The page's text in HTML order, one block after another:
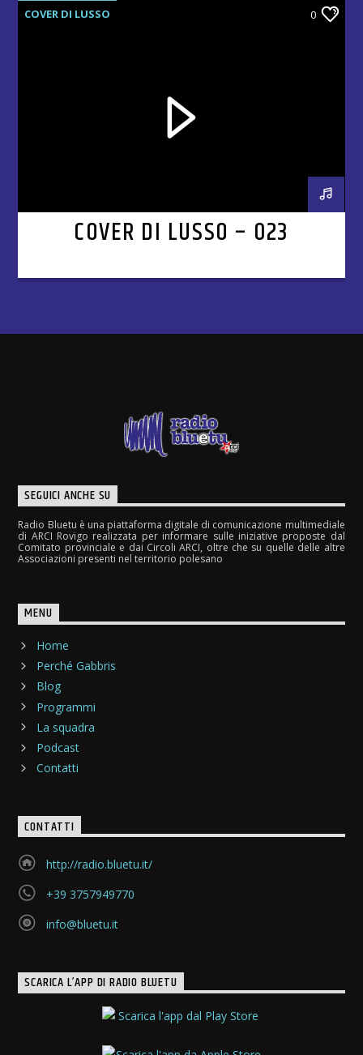
COVER DI LUSSO 0
COVER DI LUSSO – 023
SEGUICI ANCHE SU
Radio Bluetu è una piattaforma digitale di comunicazione multimediale
di ARCI Rovigo realizzata per informare sulle iniziative proposte dal
Comitato provinciale e dai Circoli ARCI, oltre che su quelle delle altre
Associazioni presenti nel territorio polesano
MENU
Home
Perché Gabbris
Blog
Programmi
La squadra
Podcast
Contatti
CONTATTI
http://radio.bluetu.it/
+39 3757949770
info@bluetu.it
SCARICA L’APP DI RADIO BLUETU